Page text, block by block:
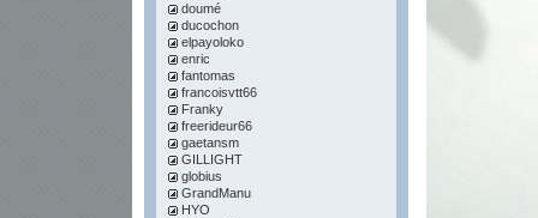
doumé
ducochon
elpayoloko
enric
fantomas
francoisvtt66
Franky
freerideur66
gaetansm
GILLIGHT
globius
GrandManu
HYO